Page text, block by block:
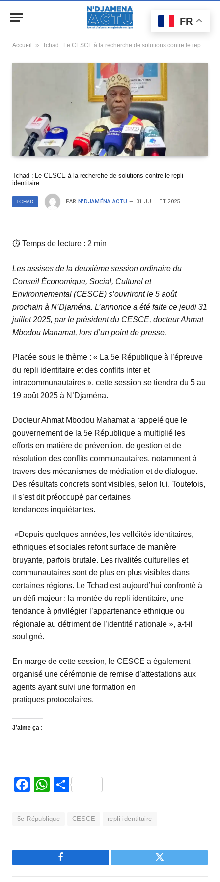
Accueil » Tchad : Le CESCE à la recherche de solutions contre le repli identitaire
Tchad : Le CESCE à la recherche de solutions contre le repli
identitaire
TCHAD PAR N'DJAMÉNA ACTU 31 JUILLET 2025
⏱ Temps de lecture : 2 min
Les assises de la deuxième session ordinaire du
Conseil Économique, Social, Culturel et
Environnemental (CESCE) s’ouvriront le 5 août
prochain à N’Djaména. L’annonce a été faite ce jeudi 31
juillet 2025, par le président du CESCE, docteur Ahmat
Mbodou Mahamat, lors d’un point de presse.
Placée sous le thème : « La 5e République à l’épreuve
du repli identitaire et des conflits inter et
intracommunautaires », cette session se tiendra du 5 au
19 août 2025 à N’Djaména.
Docteur Ahmat Mbodou Mahamat a rappelé que le
gouvernement de la 5e République a multiplié les
efforts en matière de prévention, de gestion et de
résolution des conflits communautaires, notamment à
travers des mécanismes de médiation et de dialogue.
Des résultats concrets sont visibles, selon lui. Toutefois,
il s’est dit préoccupé par certaines
tendances inquiétantes.
«Depuis quelques années, les velléités identitaires,
ethniques et sociales refont surface de manière
bruyante, parfois brutale. Les rivalités culturelles et
communautaires sont de plus en plus visibles dans
certaines régions. Le Tchad est aujourd’hui confronté à
un défi majeur : la montée du repli identitaire, une
tendance à privilégier l’appartenance ethnique ou
régionale au détriment de l’identité nationale », a-t-il
souligné.
En marge de cette session, le CESCE a également
organisé une cérémonie de remise d’attestations aux
agents ayant suivi une formation en
pratiques protocolaires.
J’aime ça :
Facebook
WhatsApp
Partager
5e République CESCE repli identitaire
Facebook Twitter
FR